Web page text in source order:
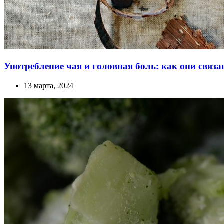
Употребление чая и головная боль: как они
13 марта, 2024